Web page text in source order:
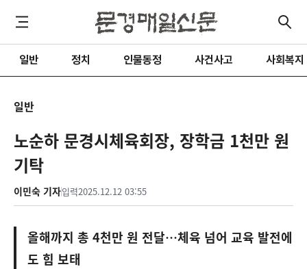
일반 정치 인물동정 사건사고 사회복지
일반
노순하 문경시체육회장, 장학금 1천만 원
기탁
이민숙 기자입력2025.12.12 03:55
올해까지 총 4천만 원 전달…체육 넘어 교육 발전에
도 힘 보태